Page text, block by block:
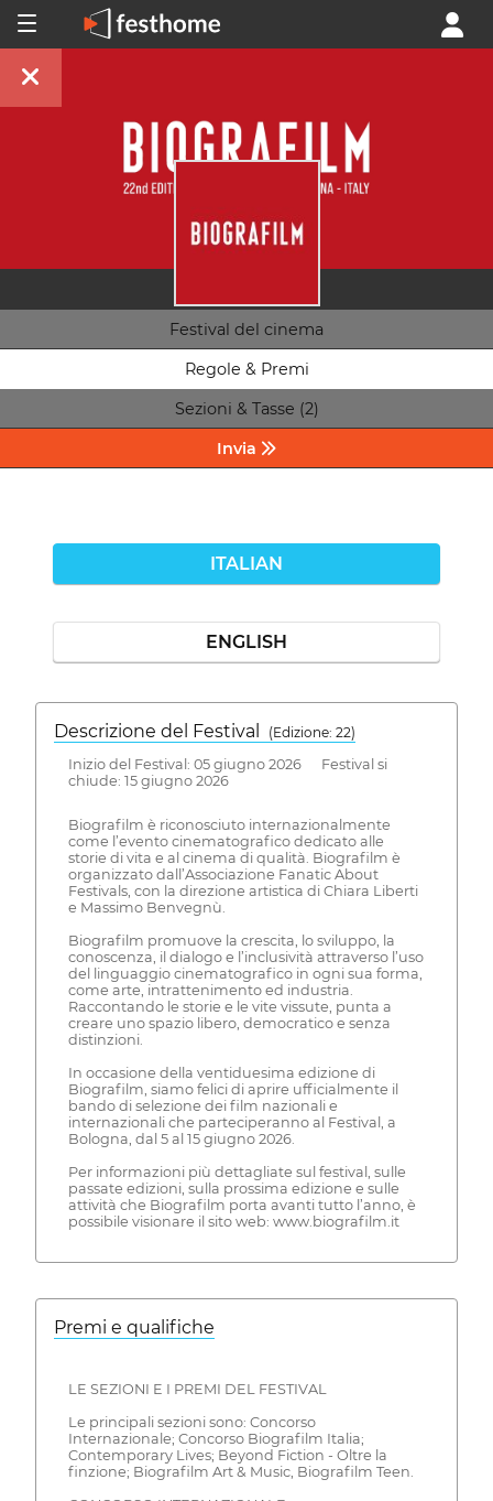
Festival del cinema
Regole & Premi
Sezioni & Tasse (2)
Invia
ITALIAN
ENGLISH
Descrizione del Festival
( Edizione: 22)
Inizio del Festival: 05 giugno 2026 Festival si
chiude: 15 giugno 2026
Biografilm è riconosciuto internazionalmente
come l’evento cinematografico dedicato alle
storie di vita e al cinema di qualità. Biografilm è
organizzato dall’Associazione Fanatic About
Festivals, con la direzione artistica di Chiara Liberti
e Massimo Benvegnù.
Biografilm promuove la crescita, lo sviluppo, la
conoscenza, il dialogo e l’inclusività attraverso l’uso
del linguaggio cinematografico in ogni sua forma,
come arte, intrattenimento ed industria.
Raccontando le storie e le vite vissute, punta a
creare uno spazio libero, democratico e senza
distinzioni.
In occasione della ventiduesima edizione di
Biografilm, siamo felici di aprire ufficialmente il
bando di selezione dei film nazionali e
internazionali che parteciperanno al Festival, a
Bologna, dal 5 al 15 giugno 2026.
Per informazioni più dettagliate sul festival, sulle
passate edizioni, sulla prossima edizione e sulle
attività che Biografilm porta avanti tutto l’anno, è
possibile visionare il sito web: www.biografilm.it
Premi e qualifiche
LE SEZIONI E I PREMI DEL FESTIVAL
Le principali sezioni sono: Concorso
Internazionale; Concorso Biografilm Italia;
Contemporary Lives; Beyond Fiction - Oltre la
finzione; Biografilm Art & Music, Biografilm Teen.